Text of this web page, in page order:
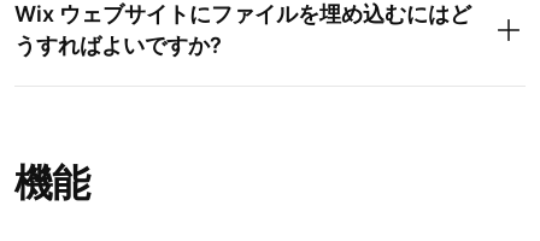
Wix ウェブサイトにファイルを埋め込むにはど
うすればよいですか?
機能